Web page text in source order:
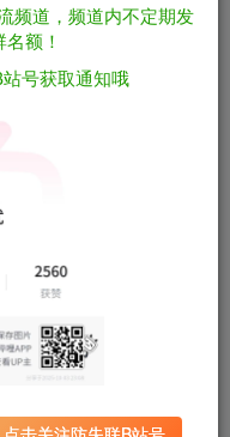
Replaylee
网站顶部解压运
一解压密码：
UC下载
频道，频道内不定期发
额！
号获取通知哦